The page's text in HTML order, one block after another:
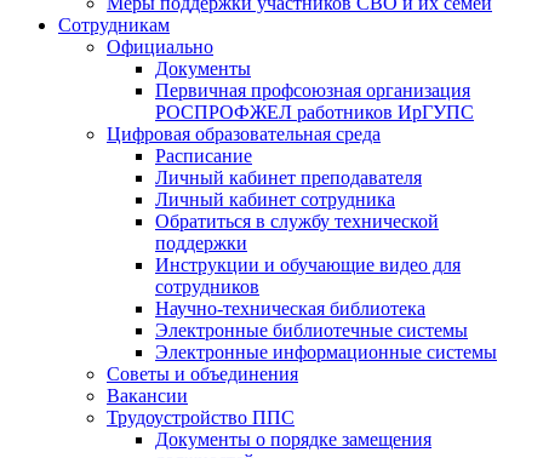
Сотрудникам
Официально
Документы
Первичная профсоюзная организация
РОСПРОФЖЕЛ работников ИрГУПС
Цифровая образовательная среда
Расписание
Личный кабинет преподавателя
Личный кабинет сотрудника
Обратиться в службу технической
поддержки
Инструкции и обучающие видео для
сотрудников
Научно-техническая библиотека
Электронные библиотечные системы
Электронные информационные системы
Советы и объединения
Вакансии
Трудоустройство ППС
Документы о порядке замещения